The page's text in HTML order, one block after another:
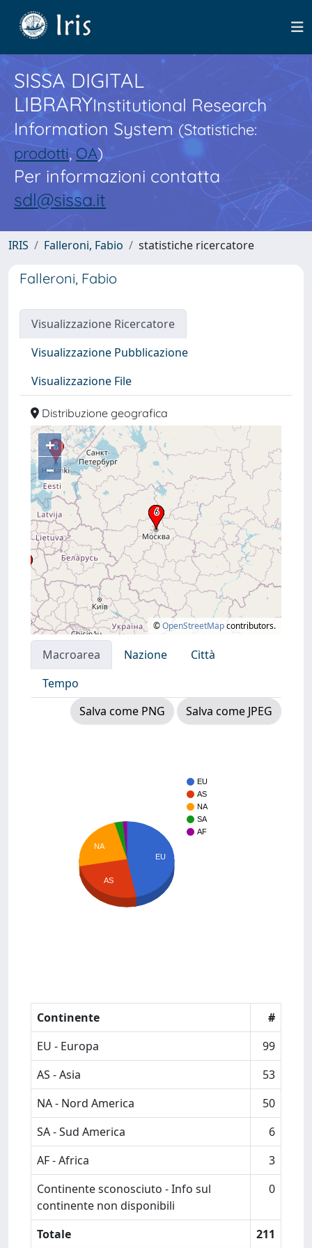
SISSA DIGITAL
LIBRARYInstitutional Research
Information System(Statistiche:
prodotti,OA)
Per informazioni contatta
sdl@sissa.it
IRIS Falleroni, Fabio statistiche ricercatore
Falleroni, Fabio
Visualizzazione Ricercatore
Visualizzazione Pubblicazione
Visualizzazione File
Distribuzione geografica
+
–
©OpenStreetMapcontributors.
Macroarea Nazione
Città
Tempo
Salva come PNG
Salva come JPEG
EU
AS
NA
SA
AF
EU
NA
AS
Continente
#
EU - Europa
99
AS - Asia
53
NA - Nord America
50
SA - Sud America
6
AF - Africa
3
Continente sconosciuto - Info sul
continente non disponibili
0
Totale 211